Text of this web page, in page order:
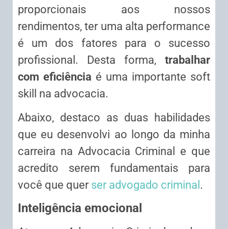
proporcionais aos nossos
rendimentos, ter uma alta performance
é um dos fatores para o sucesso
profissional. Desta forma, trabalhar
com eficiência é uma importante soft
skill na advocacia.
Abaixo, destaco as duas habilidades
que eu desenvolvi ao longo da minha
carreira na Advocacia Criminal e que
acredito serem fundamentais para
você que quer ser advogado criminal .
Inteligência emocional